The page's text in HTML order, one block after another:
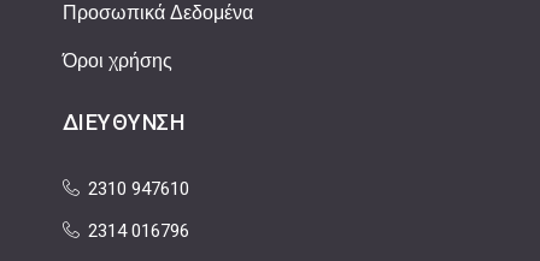
Προσωπικά Δεδομένα
Όροι χρήσης
ΔΙΕΎΘΥΝΣΗ
2310 947610
2314 016796